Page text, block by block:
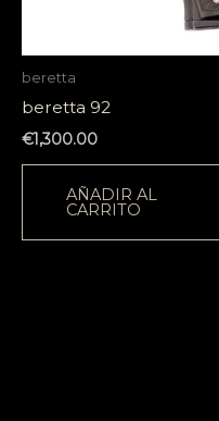
beretta
beretta 92
€1,300.00
AÑADIR AL
CARRITO